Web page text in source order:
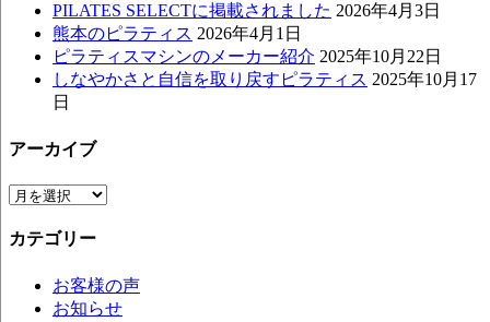
PILATES SELECTに掲載されました 2026年4月3日
熊本のピラティス 2026年4月1日
ピラティスマシンのメーカー紹介 2025年10月22日
しなやかさと自信を取り戻すピラティス 2025年10月17
日
アーカイブ
ア
カ
カテゴリー
お客様の声
お知らせ